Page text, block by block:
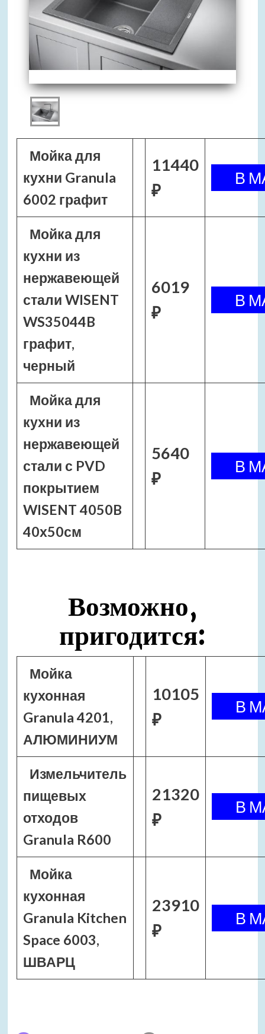
Мойка для
кухни Granula
6002 графит
11440
₽
Мойка для
кухни из
нержавеющей
стали WISENT
WS35044B
графит,
черный
6019
₽
Мойка для
кухни из
нержавеющей
стали с PVD
покрытием
WISENT 4050B
40х50см
5640
₽
Возможно,
пригодится:
Мойка
кухонная
Granula 4201,
АЛЮМИНИУМ
10105
₽
Измельчитель
пищевых
отходов
Granula R600
21320
₽
Мойка
кухонная
Granula Kitchen
Space 6003,
ШВАРЦ
23910
₽